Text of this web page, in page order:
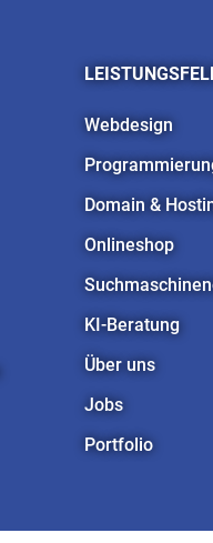
Webdesign
Domain &
Onlineshop
KI-Beratung
Über uns
Jobs
Portfolio